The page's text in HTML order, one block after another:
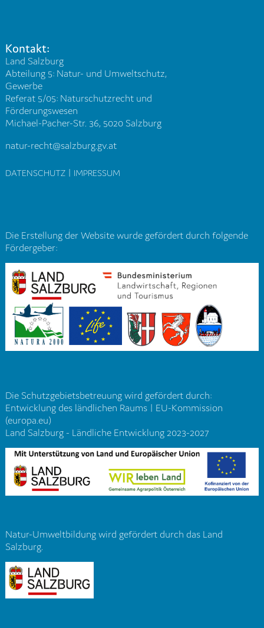
Kontakt:
Land Salzburg
Abteilung 5: Natur- und Umweltschutz,
Gewerbe
Referat 5/05: Naturschutzrecht und
Förderungswesen
Michael-Pacher-Str. 36, 5020 Salzburg
natur-recht@salzburg.gv.at
DATENSCHUTZ| IMPRESSUM
Die Erstellung der Website wurde gefördert durch folgende
Fördergeber:
Die Schutzgebietsbetreuung wird gefördert durch:
Entwicklung des ländlichen Raums | EU-Kommission
(europa.eu)
Land Salzburg - Ländliche Entwicklung 2023-2027
Natur-Umweltbildung wird gefördert durch das Land
Salzburg.